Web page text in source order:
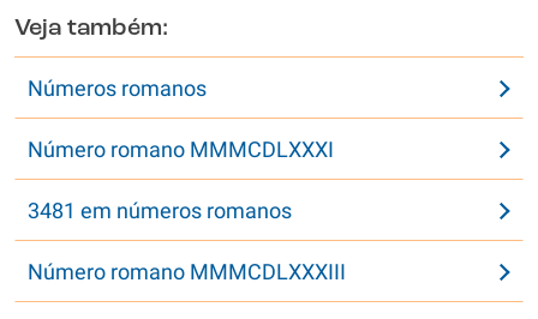
Veja também:
Números romanos
Número romano MMMCDLXXXI
3481 em números romanos
Número romano MMMCDLXXXIII